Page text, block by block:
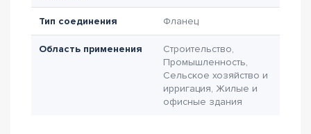
Тип соединения Фланец
Область применения
Строительство,
Промышленность,
Сельское хозяйство и
ирригация, Жилые и
офисные здания